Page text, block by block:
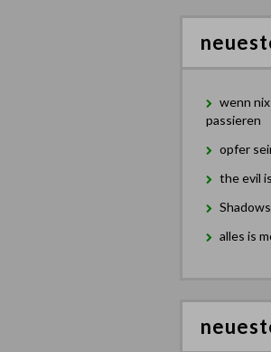
wenn
passieren
opfer
the evil
alles is